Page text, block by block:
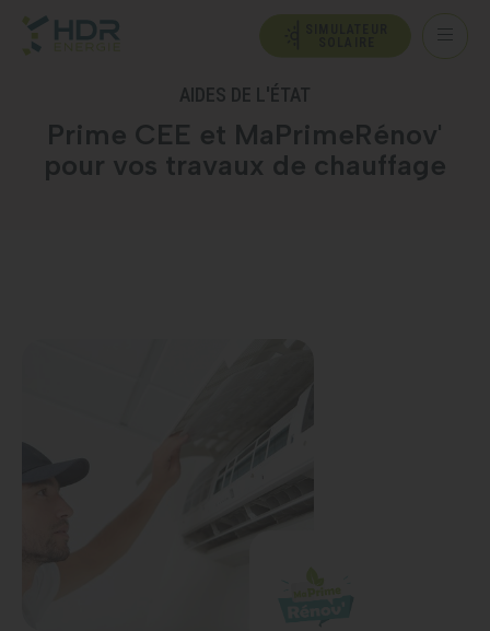
AIDES DE L'ÉTAT
Prime CEE et MaPrimeRénov'
pour vos travaux de chauffage